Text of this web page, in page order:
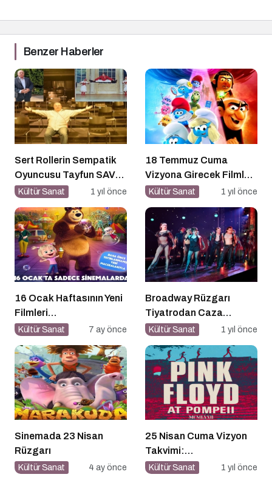
Benzer Haberler
Sert Rollerin Sempatik
Oyuncusu Tayfun SAV
ile Söyleşi
Kültür Sanat 1 yıl önce
18 Temmuz Cuma
Vizyona Girecek Filmler
Belli Oldu
Kültür Sanat 1 yıl önce
16 Ocak Haftasının Yeni
Filmleri
Sinemaseverlerle
Kültür Sanat 7 ay önce
Broadway Rüzgarı
Tiyatrodan Caza
Dopdolu Bir Program
Kültür Sanat 1 yıl önce
Sinemada 23 Nisan
Rüzgarı
Kültür Sanat 4 ay önce
25 Nisan Cuma Vizyon
Takvimi:
Sinemaseverleri
Kültür Sanat 1 yıl önce